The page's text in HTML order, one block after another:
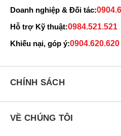
Là Chuyên gia Đánh giá Sản
phẩm mới, Duy Anh mang đến
cầu.
Doanh nghiệp & Đối tác:
Hỗ trợ Kỹ thuật:0984.521.521
Khiếu nại, góp ý:0904.620.620
CHÍNH SÁCH
VỀ CHÚNG TÔI